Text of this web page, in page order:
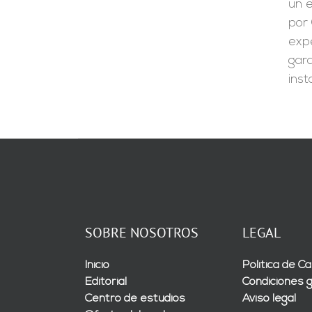
un
por
SOBRE NOSOTROS
Inicio
Editorial
Centro de estudios
LEGAL
Política de
Condiciones
Aviso legal